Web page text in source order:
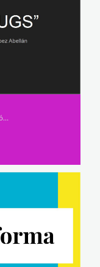
Secundaria, Carolina Castillo Roca y Andrea López Abellán